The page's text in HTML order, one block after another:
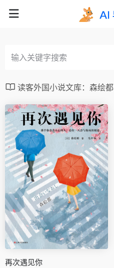
读客外国小说文库：森绘都
再次遇见你